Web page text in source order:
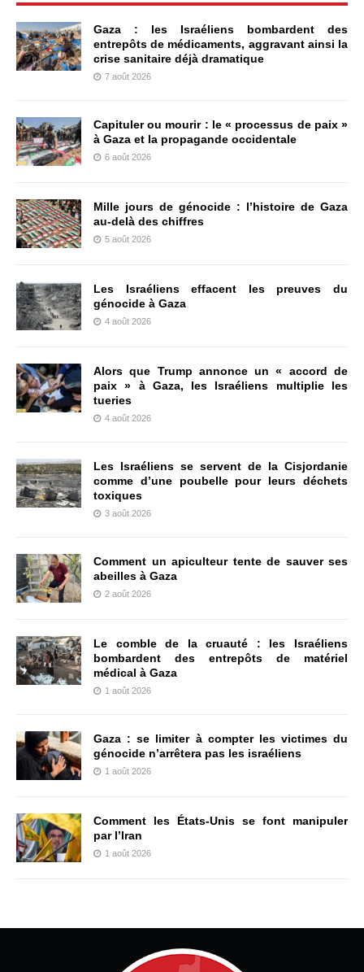
Gaza : les Israéliens bombardent des
entrepôts de médicaments, aggravant ainsi la
crise sanitaire déjà dramatique
7 août 2026
Capituler ou mourir : le « processus de paix »
à Gaza et la propagande occidentale
6 août 2026
Mille jours de génocide : l’histoire de Gaza
au-delà des chiffres
5 août 2026
Les Israéliens effacent les preuves du
génocide à Gaza
4 août 2026
Alors que Trump annonce un « accord de
paix » à Gaza, les Israéliens multiplie les
tueries
4 août 2026
Les Israéliens se servent de la Cisjordanie
comme d’une poubelle pour leurs déchets
toxiques
3 août 2026
Comment un apiculteur tente de sauver ses
abeilles à Gaza
2 août 2026
Le comble de la cruauté : les Israéliens
bombardent des entrepôts de matériel
médical à Gaza
1 août 2026
Gaza : se limiter à compter les victimes du
génocide n’arrêtera pas les israéliens
1 août 2026
Comment les États-Unis se font manipuler
par l’Iran
1 août 2026